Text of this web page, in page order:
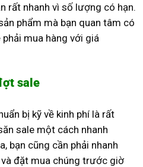
rất nhanh vì số lượng có hạn.
phẩm mà bạn quan tâm có
mua hàng với giá
sale
bị kỹ về kinh phí là rất
sale một cách nhanh
bạn cũng cần phải nhanh
đặt mua chúng trước giờ